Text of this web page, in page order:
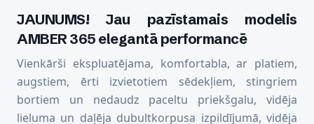
JAUNUMS! Jau pazīstamais modelis
AMBER 365 elegantā performancē
Vienkārši ekspluatējama, komfortabla, ar platiem,
augstiem, ērti izvietotiem sēdekļiem, stingriem
bortiem un nedaudz paceltu priekšgalu, vidēja
lieluma un daļēja dubultkorpusa izpildījumā, vidēja